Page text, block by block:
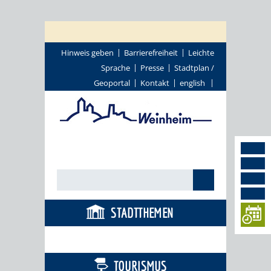
Hinweis geben Barrierefreiheit
Leichte
Sprache
Presse
Stadtplan /
Geoportal
Kontakt english
STADTTHEMEN
TOURISMUS